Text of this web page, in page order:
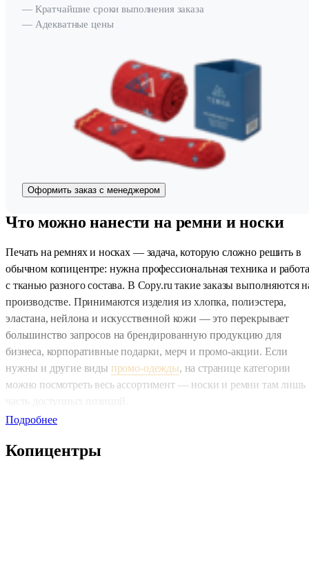
— Кратчайшие сроки выполнения заказа
— Адекватные цены
Оформить заказ с менеджером
Что можно нанести на ремни и носки
Печать на ремнях и носках — задача, которую сложно решить в
обычном копицентре: нужна профессиональная техника и работа
с тканью разного состава. В Copy.ru такие заказы выполняются
производстве. Принимаются изделия из хлопка, полиэстера,
эластана, нейлона и искусственной кожи — это перекрывает
большинство запросов на брендированную продукцию для
бизнеса, корпоративные подарки, мерч и промо-акции. Если
нужны и другие виды промо-одежды, на странице категории
можно посмотреть весь ассортимент — носки и ремни там лишь
часть доступных позиций.
Тираж и география
Минимальный тираж — от одной штуки, что удобно для
Подробнее
Копицентры